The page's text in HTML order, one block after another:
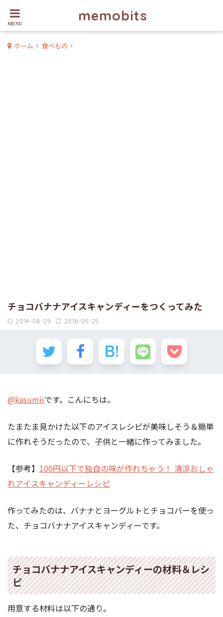
memobits
ホーム 食べもの
チョコバナナアイスキャンディーをつくってみた
2014-08-29 2018-05-25
@kasumiiです。こんにちは。
たまたま見かけた以下のアイスレシピが美味しそう＆簡単
に作れそうだったので、子供と一緒に作ってみました。
【参考】 100円以下で独自の味が作れちゃう！ 清涼おしゃ
れアイスキャンディーレシピ
作ってみたのは、バナナとヨーグルトとチョコバーを使っ
た、チョコバナナアイスキャンディーです。
チョコバナナアイスキャンディーの材料＆レシ
ピ
用意する材料は以下の通り。